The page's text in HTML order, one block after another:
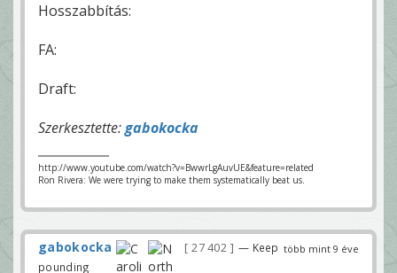
Hosszabbítás:
FA:
Draft:
Szerkesztette:gabokocka
http://www.youtube.com/watch?v=BwwrLgAuvUE&feature=related
Ron Rivera: We were trying to make them systematically beat us.
több mint 9 éve
gabokocka 27 402
— Keep
pounding